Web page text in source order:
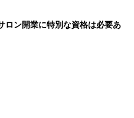
ロン開業に特別な資格は必要あ